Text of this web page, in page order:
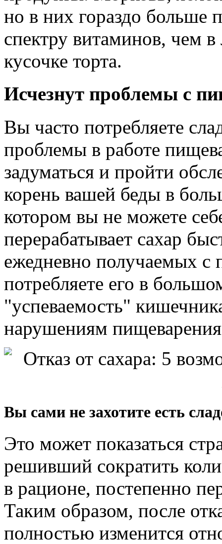
но в них гораздо больше
спектру витаминов, чем
кусочке торта.
Исчезнут проблемы с
Вы часто потребляете
проблемы в работе
задуматься и пройти
корень вашей беды в
котором вы не можете
перерабатывает сахар
ежедневно получаемых
потребляете его в
"успеваемость"
нарушениям
Вы сами не захотите есть
Это может показаться
решивший сократить
в рационе, постепенно
Таким образом, после
полностью изменится